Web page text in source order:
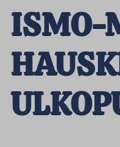
ISMO-